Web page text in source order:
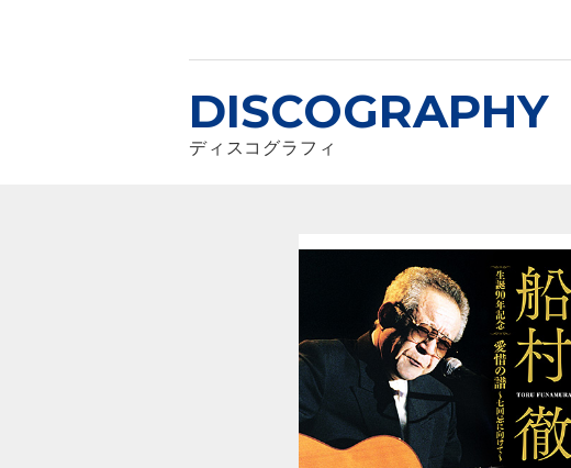
DISCOGRAPHY
ディスコグラフィ